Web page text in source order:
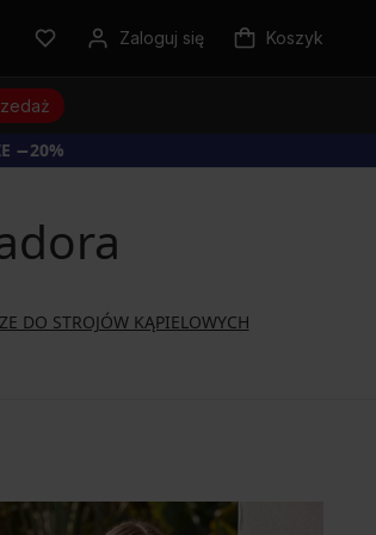
Zaloguj się Koszyk
−20%
DO STROJÓW KĄPIELOWYCH